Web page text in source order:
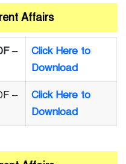
Affairs
–
Click Here to
Download
–
Click Here to
Download